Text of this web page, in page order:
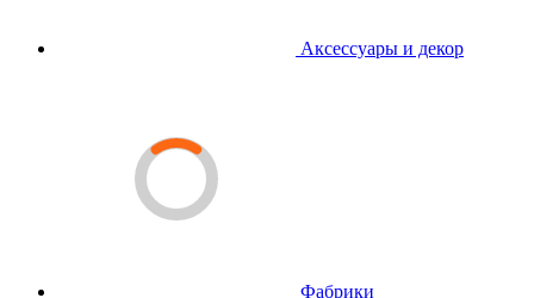
Аксессуары и декор
Фабрики